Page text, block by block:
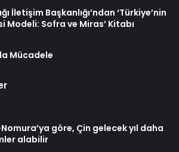
İletişim Başkanlığı’ndan ‘Türkiye’nin
Sofra ve Miras’ Kitabı
Mücadele
Nomura’ya göre, Çin gelecek yıl daha
alabilir